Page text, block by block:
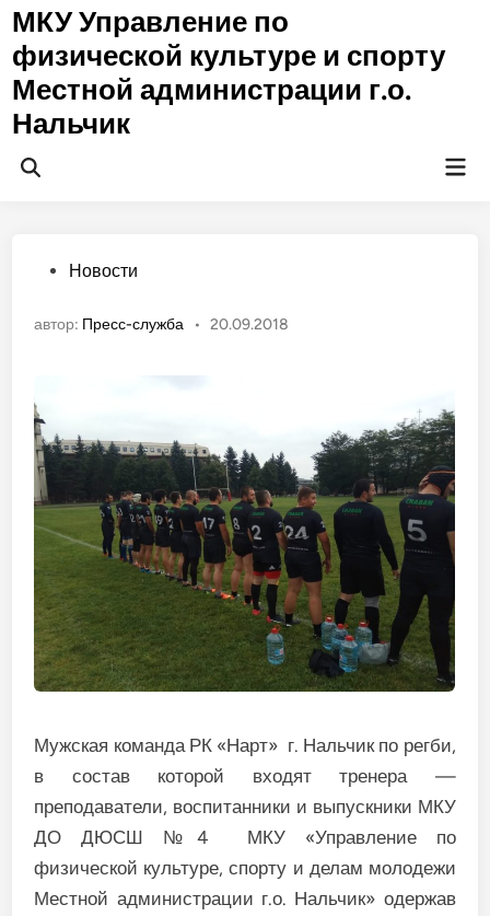
Перейти
содержимому
МКУ Управление по
физической культуре и спорту
Местной администрации г.о.
Нальчик
Открыть
Опубликовано
Новости
автор: Пресс-служба • 20.09.2018
Мужская команда РК «Нарт» г. Нальчик по регби,
в состав которой входят тренера —
преподаватели, воспитанники и выпускники МКУ
ДО ДЮСШ №4 МКУ «Управление по
физической культуре, спорту и делам молодежи
Местной администрации г.о. Нальчик» одержав